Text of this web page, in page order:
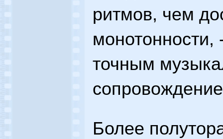
ритмов, чем
монотонности,
точным
Более